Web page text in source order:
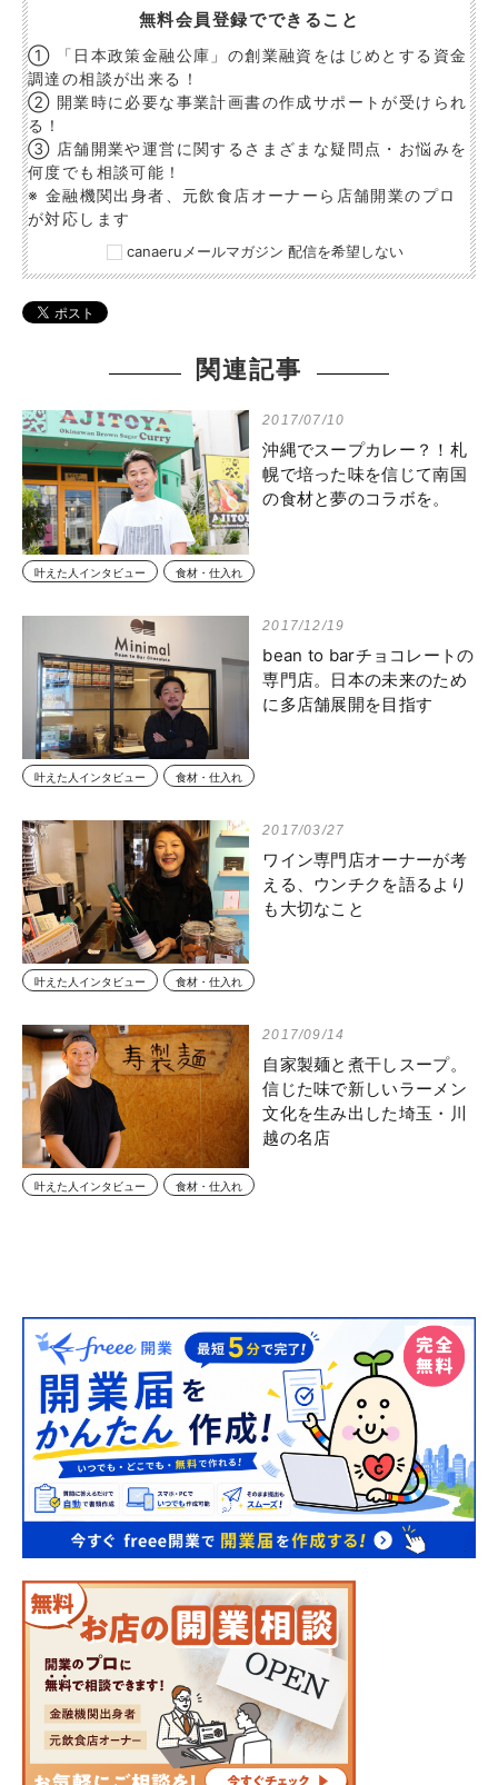
無料会員登録でできること
① 「日本政策金融公庫」の創業融資をはじめとする資金
調達の相談が出来る！
② 開業時に必要な事業計画書の作成サポートが受けられ
る！
③ 店舗開業や運営に関するさまざまな疑問点・お悩みを
何度でも相談可能！
※ 金融機関出身者、元飲食店オーナーら店舗開業のプロ
が対応します
canaeruメールマガジン 配信を希望しない
関連記事
2017/07/10
沖縄でスープカレー？！札
幌で培った味を信じて南国
の食材と夢のコラボを。
叶えた人インタビュー 食材・仕入れ
2017/12/19
bean to barチョコレートの
専門店。日本の未来のため
に多店舗展開を目指す
叶えた人インタビュー 食材・仕入れ
2017/03/27
ワイン専門店オーナーが考
える、ウンチクを語るより
も大切なこと
叶えた人インタビュー 食材・仕入れ
2017/09/14
自家製麺と煮干しスープ。
信じた味で新しいラーメン
文化を生み出した埼玉・川
越の名店
叶えた人インタビュー 食材・仕入れ